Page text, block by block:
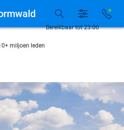
per week beschikbaar
miljoen leden
per week beschikbaar
miljoen leden
Bereikbaar tot 23:00